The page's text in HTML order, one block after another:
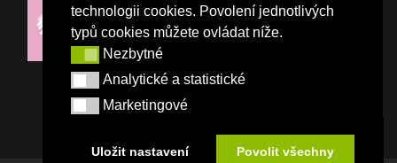
technologii cookies. Povolení jednotlivých
typů cookies můžete ovládat níže.
NezbytnéNezbytné
Analytické a statistické
Analytické a statistické
Marketingové
Marketingové
Uložit nastavení Povolit všechny